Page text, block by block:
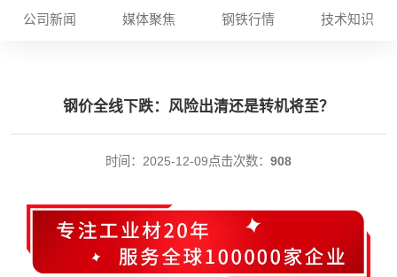
公司新闻 媒体聚焦 钢铁行情 技术知识
钢价全线下跌：风险出清还是转机将至？
时间：2025-12-09点击次数： 908